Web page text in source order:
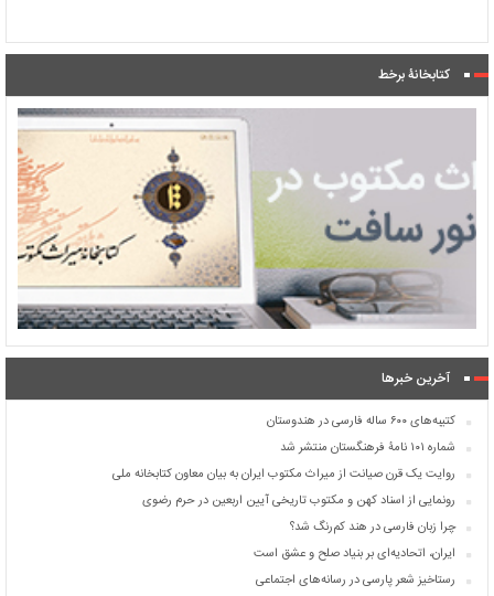
کتابخانۀ برخط
آخرین خبرها
کتیبه‌های ۶۰۰ ساله فارسی در هندوستان
شماره ۱۰۱ نامۀ فرهنگستان منتشر شد
روایت یک قرن صیانت از میراث مکتوب ایران به بیان معاون کتابخانه ملی
رونمایی از اسناد کهن و مکتوب تاریخی آیین اربعین در حرم رضوی
چرا زبان فارسی در هند کم‌رنگ شد؟
ایران، اتحادیه‌ای بر بنیاد صلح و عشق است
رستاخیز شعر پارسی در رسانه‌های اجتماعی